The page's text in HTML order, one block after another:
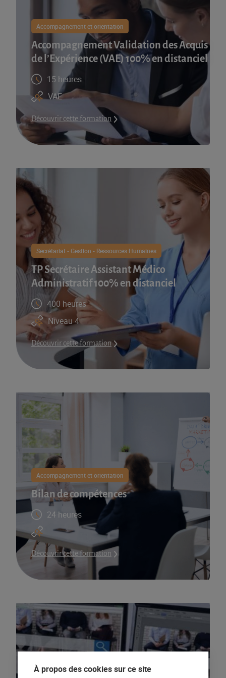
Accompagnement et orientation
Accompagnement Validation des Acquis
de l’Expérience (VAE) 100% en distanciel
15 heures
VAE
Découvrir cette formation
Secrétariat - Gestion - Ressources Humaines
TP Secrétaire Assistant Médico
Administratif 100% en distanciel
400 heures
Niveau 4
Découvrir cette formation
Accompagnement et orientation
Bilan de compétences
24 heures
Découvrir cette formation
À propos des cookies sur ce site